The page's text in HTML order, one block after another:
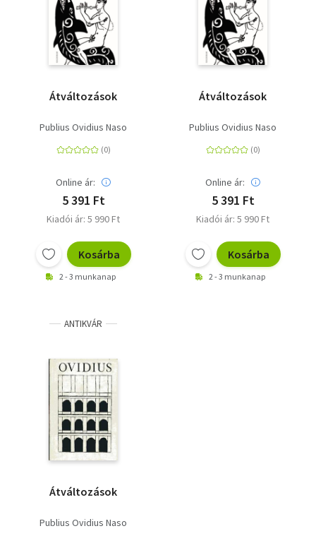
Történelem
Átváltozások
Publius Ovidius Naso
Online ár:
5 391 Ft
Kiadói ár: 5 990 Ft
Kosárba
2 - 3 munkanap
Átváltozások
Publius Ovidius Naso
Online ár:
5 391 Ft
Kiadói ár: 5 990 Ft
Kosárba
2 - 3 munkanap
ANTIKVÁR
Átváltozások
Publius Ovidius Naso